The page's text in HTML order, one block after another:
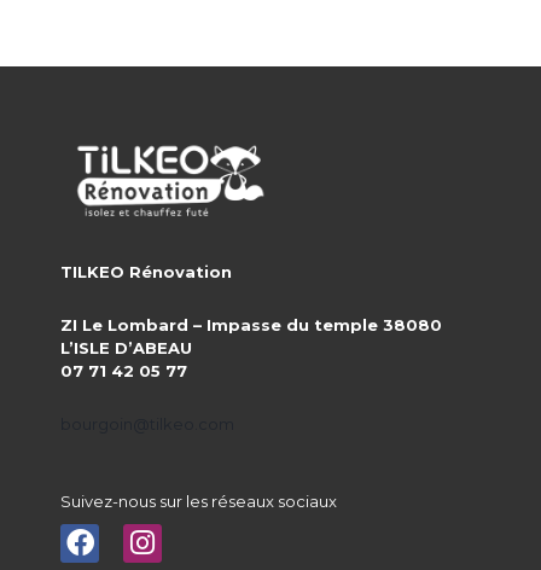
TILKEO Rénovation
ZI Le Lombard – Impasse du temple 38080
L’ISLE D’ABEAU
07 71 42 05 77
Suivez-nous sur les réseaux sociaux